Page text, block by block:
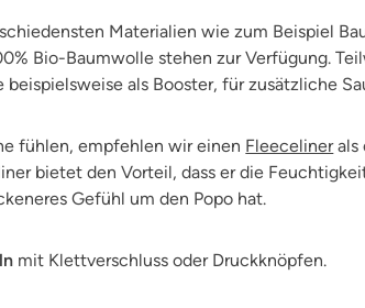
Materialien wie zum Beispiel
Bio-Baumwolle stehen zur Verfügung.
als Booster, für zusätzliche
fühlen, empfehlen wir einen Fleecelinerals
bietet den Vorteil, dass er die
Gefühl um den Popo hat.
mit Klettverschluss oder Druckknöpfen.